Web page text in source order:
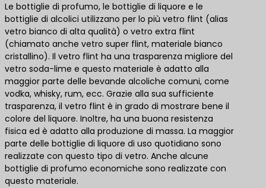
Le bottiglie di profumo, le bottiglie di liquore e le
bottiglie di alcolici utilizzano per lo più vetro flint (alias
vetro bianco di alta qualità) o vetro extra flint
(chiamato anche vetro super flint, materiale bianco
cristallino). Il vetro flint ha una trasparenza migliore del
vetro soda-lime e questo materiale è adatto alla
maggior parte delle bevande alcoliche comuni, come
vodka, whisky, rum, ecc. Grazie alla sua sufficiente
trasparenza, il vetro flint è in grado di mostrare bene il
colore del liquore. Inoltre, ha una buona resistenza
fisica ed è adatto alla produzione di massa. La maggior
parte delle bottiglie di liquore di uso quotidiano sono
realizzate con questo tipo di vetro. Anche alcune
bottiglie di profumo economiche sono realizzate con
questo materiale.